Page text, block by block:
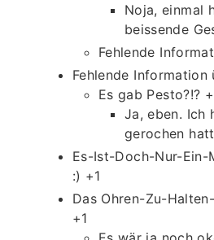
Noja, einmal
beissende
Fehlende
Fehlende
Es gab Pesto?!?
Ja, eben. Ich
gerochen
Es-Ist-Doch-Nur-Ein-
:) +1
Das Ohren-Zu-
+1